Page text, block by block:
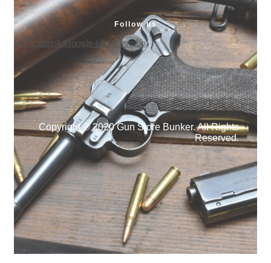
Follow us
Facebook Google-plus Youtube
Copyright © 2020 Gun Store Bunker. All Rights
Reserved.